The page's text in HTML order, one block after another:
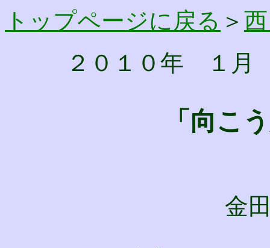
トップページに戻る ＞
２０１０年 １
「向こ
金